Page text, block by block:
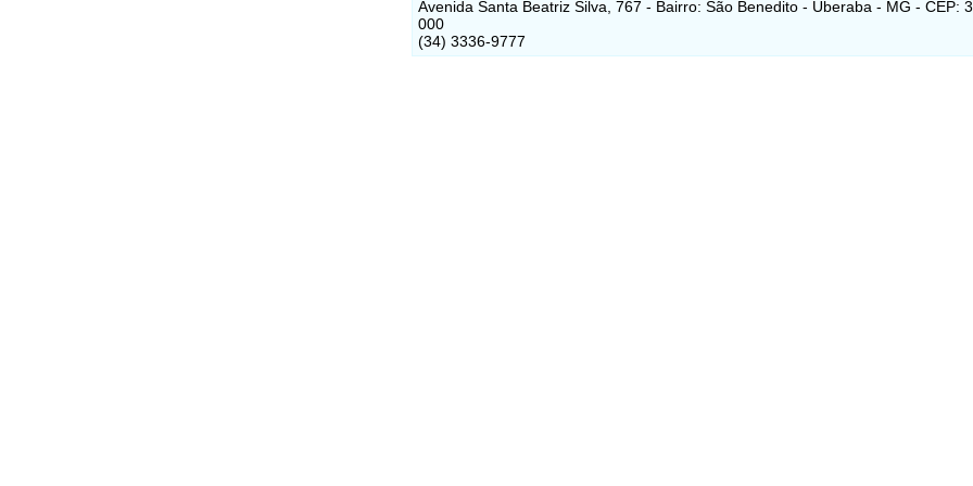
Avenida Santa Beatriz Silva, 767 - Bairro: São Benedito - Uberaba - MG - CEP:
000
(34) 3336-9777